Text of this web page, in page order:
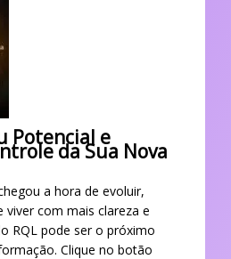
Potencial e
da Sua Nova
a hora de evoluir,
viver com mais clareza e
RQL pode ser o próximo
Clique no botão